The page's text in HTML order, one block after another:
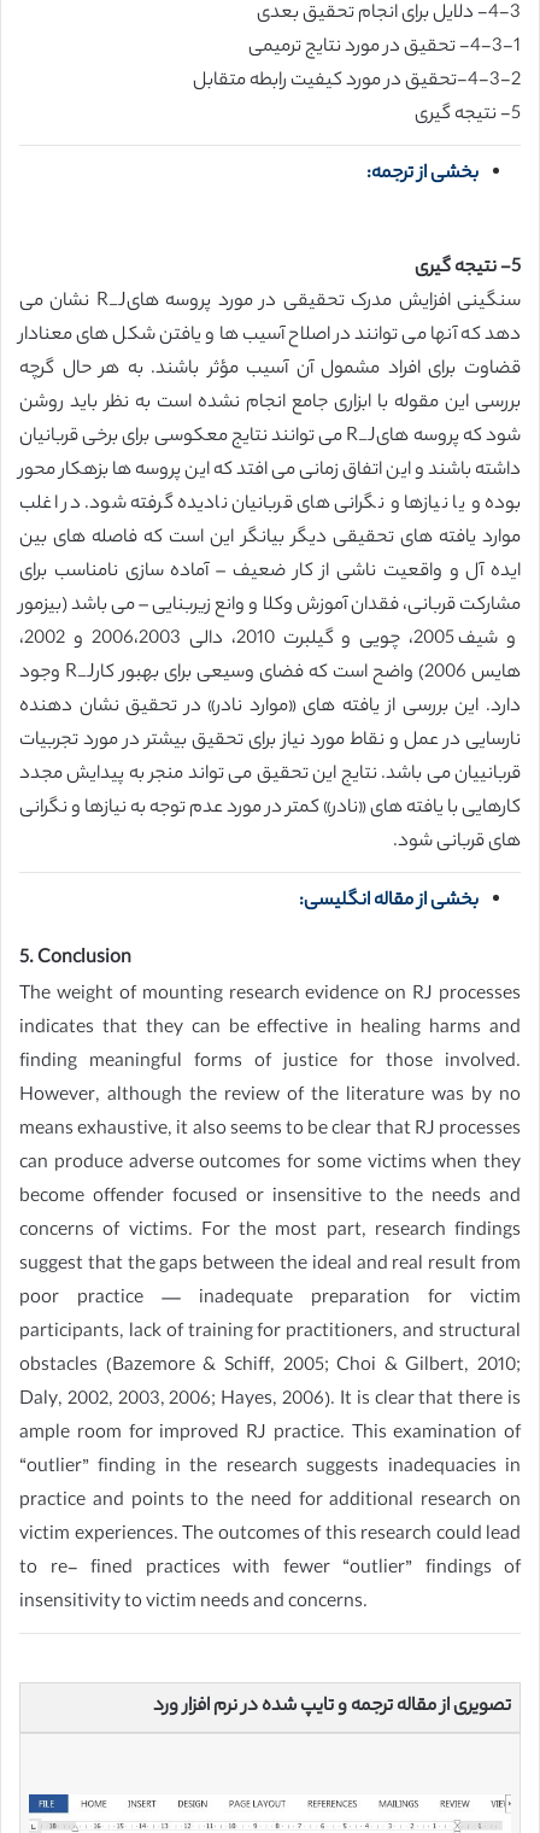
4-3- دلایل برای انجام تحقیق بعدی
4-3-1- تحقیق در مورد نتایج ترمیمی
4-3-2-تحقیق در مورد کیفیت رابطه متقابل
5- نتیجه گیری
بخشی از ترجمه:
5- نتیجه گیری
سنگینی افزایش مدرک تحقیقی در مورد پروسه هایR_J نشان می
دهد که آنها می توانند در اصلاح آسیب ها و یافتن شکل های معنادار
قضاوت برای افراد مشمول آن آسیب مؤثر باشند. به هر حال گرچه
بررسی این مقوله با ابزاری جامع انجام نشده است به نظر باید روشن
شود که پروسه هایR_J می توانند نتایج معکوسی برای برخی قربانیان
داشته باشند و این اتفاق زمانی می افتد که این پروسه ها بزهکار محور
بوده و یا نیازها و نگرانی های قربانیان نادیده گرفته شود. در اغلب
موارد یافته های تحقیقی دیگر بیانگر این است که فاصله های بین
ایده آل و واقعیت ناشی از کار ضعیف – آماده سازی نامناسب برای
مشارکت قربانی، فقدان آموزش وکلا و وانع زیربنایی – می باشد (بیزمور
و شیف 2005، چویی و گیلبرت 2010، دالی 2006،2003 و 2002،
هایس 2006) واضح است که فضای وسیعی برای بهبور کارR_J وجود
دارد. این بررسی از یافته های «موارد نادر» در تحقیق نشان دهنده
نارسایی در عمل و نقاط مورد نیاز برای تحقیق بیشتر در مورد تجربیات
قربانییان می باشد. نتایج این تحقیق می تواند منجر به پیدایش مجدد
کارهایی با یافته های «نادر» کمتر در مورد عدم توجه به نیازها و نگرانی
های قربانی شود.
بخشی از مقاله انگلیسی:
5. Conclusion
The weight of mounting research evidence on RJ processes
indicates that they can be effective in healing harms and
finding meaningful forms of justice for those involved.
However, although the review of the literature was by no
means exhaustive, it also seems to be clear that RJ processes
can produce adverse outcomes for some victims when they
become offender focused or insensitive to the needs and
concerns of victims. For the most part, research findings
suggest that the gaps between the ideal and real result from
poor practice — inadequate preparation for victim
participants, lack of training for practitioners, and structural
obstacles (Bazemore & Schiff, 2005; Choi & Gilbert, 2010;
Daly, 2002, 2003, 2006; Hayes, 2006). It is clear that there is
ample room for improved RJ practice. This examination of
“outlier” finding in the research suggests inadequacies in
practice and points to the need for additional research on
victim experiences. The outcomes of this research could lead
to re- fined practices with fewer “outlier” findings of
insensitivity to victim needs and concerns.
تصویری از مقاله ترجمه و تایپ شده در نرم افزار ورد